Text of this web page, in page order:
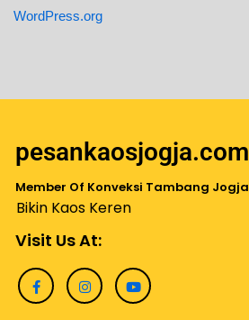
WordPress.org
pesankaosjogja.com
Member Of Konveksi Tambang Jogja
Bikin Kaos Keren
Visit Us At: